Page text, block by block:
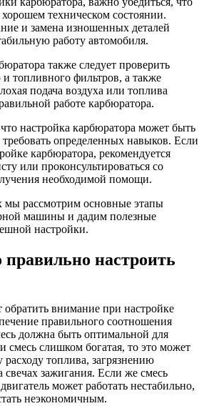
хорошем техническом состоянии.
и замена изношенных деталей
работу автомобиля.
также следует проверить
топливного фильтров, а также
подача воздуха или топлива
работе карбюратора.
настройка карбюратора может быть
определенных навыков. Если
карбюратора, рекомендуется
или проконсультироваться со
необходимой помощи.
мы рассмотрим основные этапы
машины и дадим полезные
настройки.
настроить
обратить внимание при настройке
правильного соотношения
должна быть оптимальной для
смесь слишком богатая, то это может
топлива, загрязнению
свечах зажигания. Если же смесь
может работать нестабильно,
неэкономичным.